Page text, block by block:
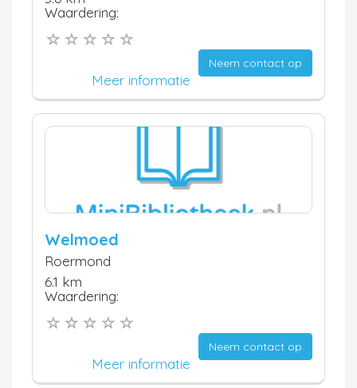
Waardering:
Neem contact op
Meer informatie
Welmoed
Roermond
6.1 km
Waardering:
Neem contact op
Meer informatie